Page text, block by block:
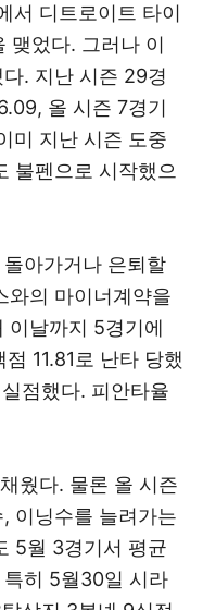
서 디트로이트 타이
맺었다. 그러나 이
. 지난 시즌 29경
올 시즌 7경기
미 지난 시즌 도중
불펜으로 시작했으
아가거나 은퇴할
와의 마이너계약을
이날까지 5경기에
11.81로 난타 당했
점했다. 피안타율
웠다. 물론 올 시즌
이닝수를 늘려가는
5월 3경기서 평균
히 5월30일 시라